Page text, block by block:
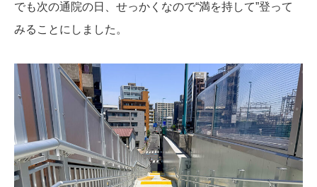
でも次の通院の日、せっかくなので“満を持して”登って
みることにしました。